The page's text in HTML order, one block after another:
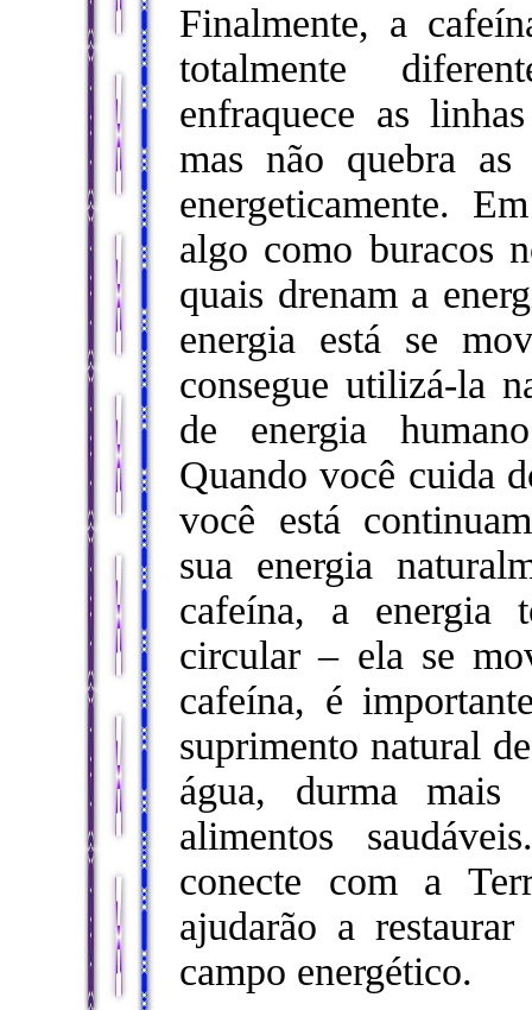
Finalmente, a
totalmente
enfraquece as
mas não quebra
energeticamente.
algo como buracos
quais drenam a
energia está se
consegue utilizá-la
de energia
Quando você cuida
você está
sua energia
cafeína, a energia
circular – ela se
cafeína, é
suprimento natural
água, durma
alimentos
conecte com a
ajudarão a
campo energético.